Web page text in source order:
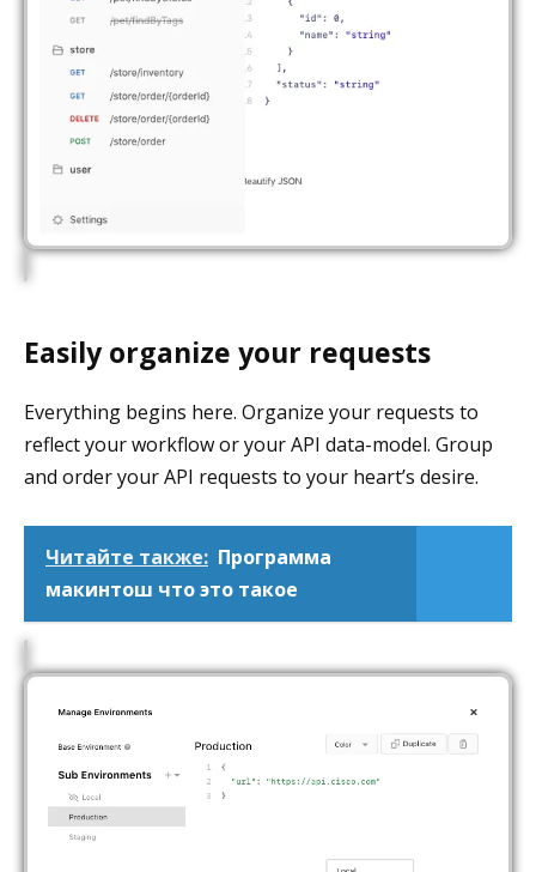
Easily organize your requests
Everything begins here. Organize your requests to
reflect your workflow or your API data-model. Group
and order your API requests to your heart’s desire.
Читайте также: Программа
макинтош что это такое